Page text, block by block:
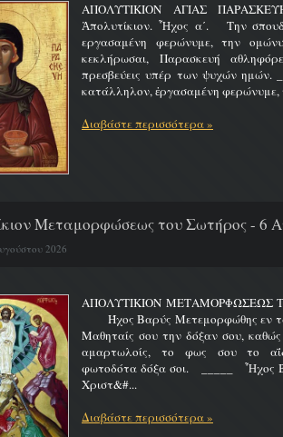
ΑΠΟΛΥΤΙΚΙΟΝ ΑΓΙΑΣ
Ἀπολυτίκιον. Ἦχος α΄. Την
εργασαμένη φερώνυμε, την
κεκλήρωσαι, Παρασκευή
πρεσβεύεις υπέρ των ψυχών ημών.
κατάλληλον, ἐργασαμένη φερώνυμε,
Διαβάστε περισσότερα »
Μεταμορφώσεως του Σωτήρος - 6
2026
ΑΠΟΛΥΤΙΚΙΟΝ
Ήχος Βαρύς Μετεμορφώθης εν τω
Μαθηταίς σου την δόξαν σου,
αμαρτωλοίς, το φως σου το
φωτοδότα δόξα σοι. _____ Ἦχος
Χριστ&#...
Διαβάστε περισσότερα »